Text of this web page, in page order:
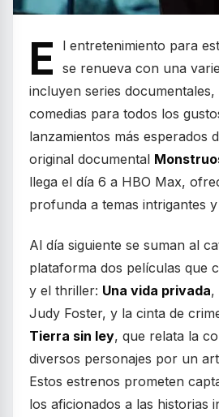
E
l entretenimiento para
se renueva con una
incluyen series
comedias para todos los
lanzamientos más esperados
original documental
llega el día 6 a HBO Max,
profunda a temas intrigantes
Al día siguiente se suman al
plataforma dos películas que
y el thriller: Una vida privada,
Judy Foster, y la cinta de
Tierra sin ley, que relata la
diversos personajes por un
Estos estrenos prometen
los aficionados a las historias